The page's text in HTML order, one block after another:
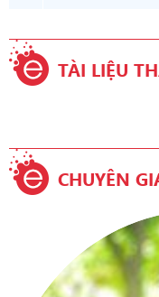
TÀI LIỆU
CHUYÊN